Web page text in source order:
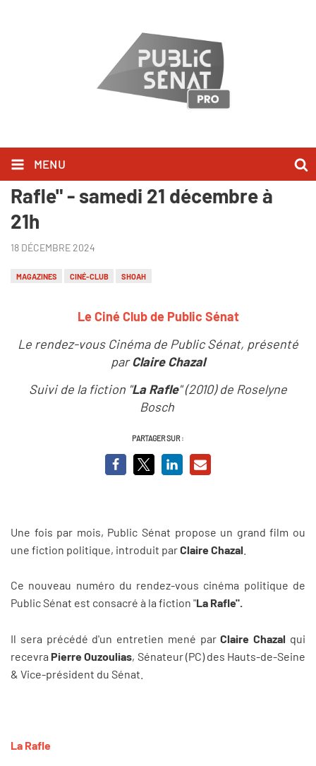
MENU
Le Ciné-club de Public Sénat : "La
Rafle" - samedi 21 décembre à
21h
18 DÉCEMBRE 2024
MAGAZINES CINÉ-CLUB SHOAH
Le Ciné Club de Public Sénat
Le rendez-vous Cinéma de Public Sénat, présenté
parClaire Chazal
Suivi de la fiction "La Rafle" (2010) de Roselyne
Bosch
PARTAGER SUR :
Une fois par mois, Public Sénat propose un grand film ou
une fiction politique, introduit parClaire Chazal
Ce nouveau numéro du rendez-vous cinéma politique de
Public Sénat est consacré à la fiction "La Rafle".
Il sera précédé d'un entretien mené parClaire Chazal qui
recevra Pierre Ouzoulias, Sénateur (PC) des Hauts-de-Seine
& Vice-président du Sénat.
La Rafle